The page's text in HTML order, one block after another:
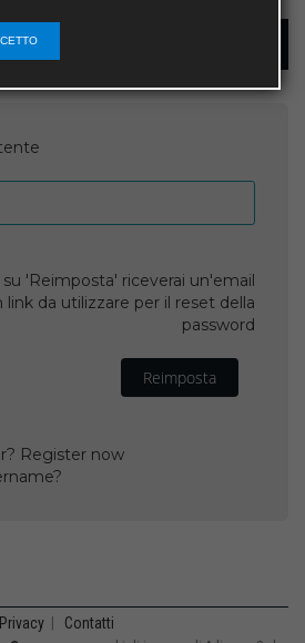
su 'Reimposta' riceverai un'email
da utilizzare per il reset della
password
Reimposta
Register now
Privacy Contatti